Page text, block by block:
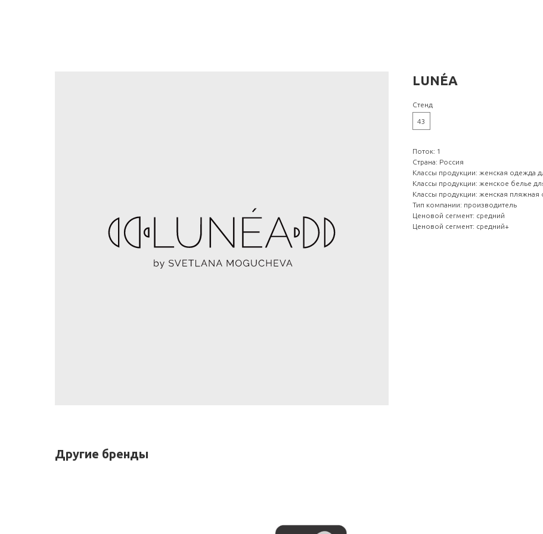
LUNÉA
Стенд
43
Поток: 1
Страна: Россия
Классы продукции: женская одежда
Классы продукции: женское белье
Классы продукции: женская пляжная
Тип компании: производитель
Ценовой сегмент: средний
Ценовой сегмент: средний+
Другие бренды